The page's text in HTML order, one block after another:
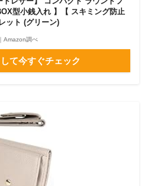
型小銭入れ 】【 スキミング防止
ット (グリーン)
Amazon調べ
て今すぐチェック